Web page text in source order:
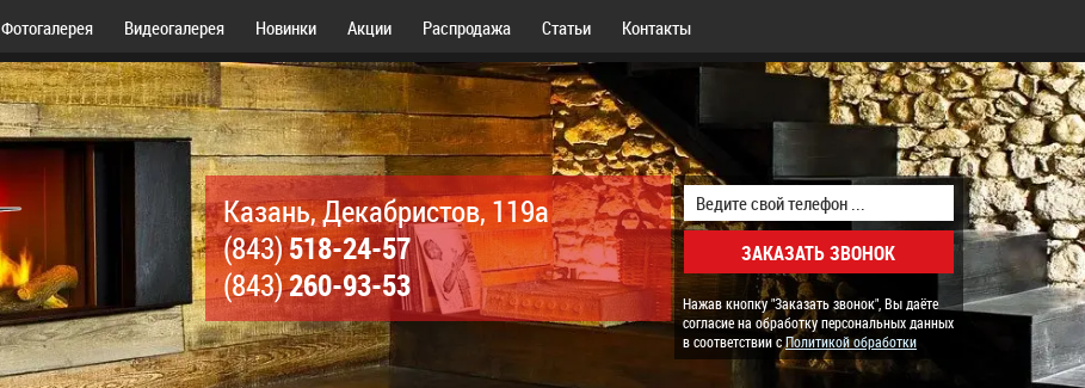
Фотогалерея Видеогалерея Новинки Акции Распродажа Статьи Контакты
Казань, Декабристов, 119а
(843)518-24-57
(843)260-93-53
Нажав кнопку "Заказать звонок", Вы даёте
согласие на обработку персональных данных
в соответствии сПолитикой обработки